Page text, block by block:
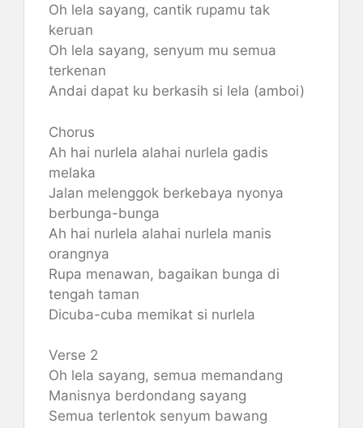
Oh lela sayang, cantik rupamu tak
keruan
Oh lela sayang, senyum mu semua
terkenan
Andai dapat ku berkasih si lela (amboi)
Chorus
Ah hai nurlela alahai nurlela gadis
melaka
Jalan melenggok berkebaya nyonya
berbunga-bunga
Ah hai nurlela alahai nurlela manis
orangnya
Rupa menawan, bagaikan bunga di
tengah taman
Dicuba-cuba memikat si nurlela
Verse 2
Oh lela sayang, semua memandang
Manisnya berdondang sayang
Semua terlentok senyum bawang